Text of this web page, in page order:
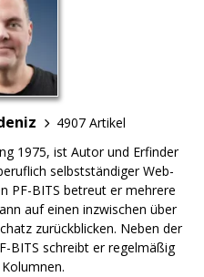
4907 Artikel
1975, ist Autor und Erfinder
selbstständiger Web-
PF-BITS betreut er mehrere
auf einen inzwischen über
zurückblicken. Neben der
BITS schreibt er regelmäßig